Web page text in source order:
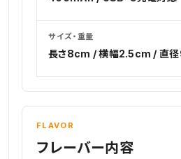
サイズ・重量
長さ8cm / 横幅2.5cm / 直
FLAVOR
フレーバー内容